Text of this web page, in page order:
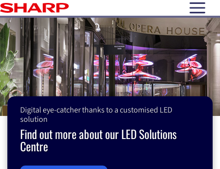
open
Digital eye-catcher thanks to a customised LED
solution
Find out more about our LED Solutions
Centre